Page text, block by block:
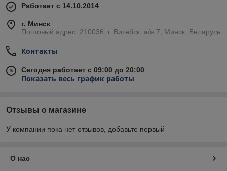
Работает с 14.10.2014
г. Минск
Почтовый адрес: 210036, г. Витебск, а/я 7, Минск, Беларусь
Контакты
Сегодня работает с 09:00 до 20:00
Показать весь график работы
Отзывы о магазине
У компании пока нет отзывов, добавьте первый
О нас